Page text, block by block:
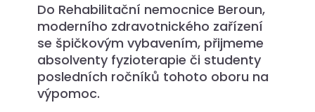
Do Rehabilitační nemocnice Beroun,
moderního zdravotnického zařízení
se špičkovým vybavením, přijmeme
absolventy fyzioterapie či studenty
posledních ročníků tohoto oboru na
výpomoc.